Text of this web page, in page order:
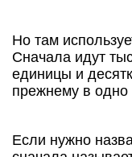
Но там
Сначала идут
единицы и
прежнему в одно
Если нужно